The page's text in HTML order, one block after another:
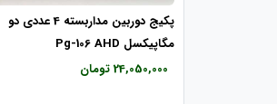
پکیج دوربین مداربسته 4 عددی دو
مگاپیکسل Pg-106 AHD
24,050,000 تومان